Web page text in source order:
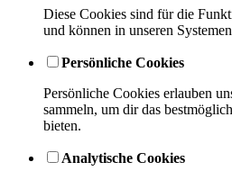
Diese Cookies sind für die
und können in unseren
Persönliche Cookies
Persönliche Cookies erlauben
sammeln, um dir das
bieten.
Analytische Cookies